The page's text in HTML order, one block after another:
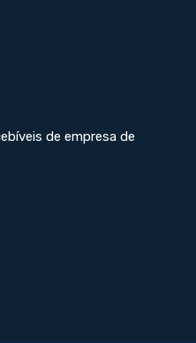
de empresa de